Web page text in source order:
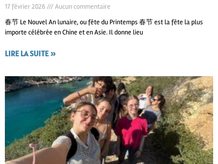
17 février 2026
Aucun commentaire
春节 Le Nouvel An lunaire, ou fête du Printemps 春节 est la fête la plus
importe célébrée en Chine et en Asie. Il donne lieu
LIRE LA SUITE »